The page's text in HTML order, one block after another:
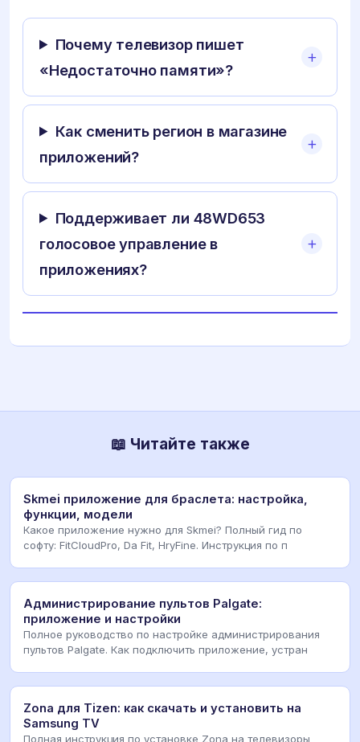
Почему телевизор пишет
«Недостаточно памяти»?
Как сменить регион в магазине
приложений?
Поддерживает ли 48WD653
голосовое управление в
приложениях?
📖 Читайте также
Skmei приложение для браслета: настройка,
функции, модели
Какое приложение нужно для Skmei? Полный гид по
софту: FitCloudPro, Da Fit, HryFine. Инструкция по п
Администрирование пультов Palgate:
приложение и настройки
Полное руководство по настройке администрирования
пультов Palgate. Как подключить приложение, устран
Zona для Tizen: как скачать и установить на
Samsung TV
Полная инструкция по установке Zona на телевизоры